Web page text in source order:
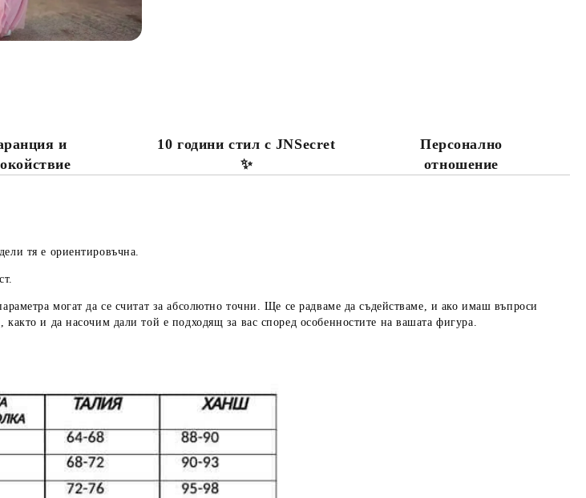
и
10 години стил с JNSecret
✨️
Персонално
отношение
тя е ориентировъчна.
могат да се считат за абсолютно точни. Ще се радваме да съдействаме, и ако имаш въпроси
както и да насочим дали той е подходящ за вас според особенностите на вашата фигура.